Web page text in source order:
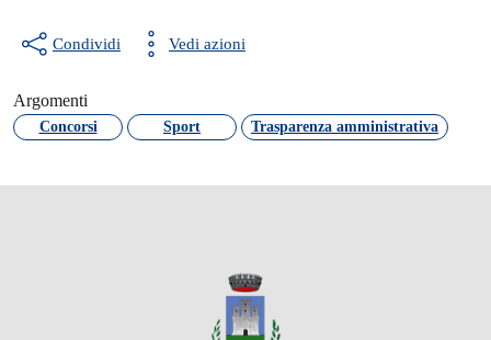
Condividi Vedi azioni
Argomenti
Concorsi Sport Trasparenza amministrativa